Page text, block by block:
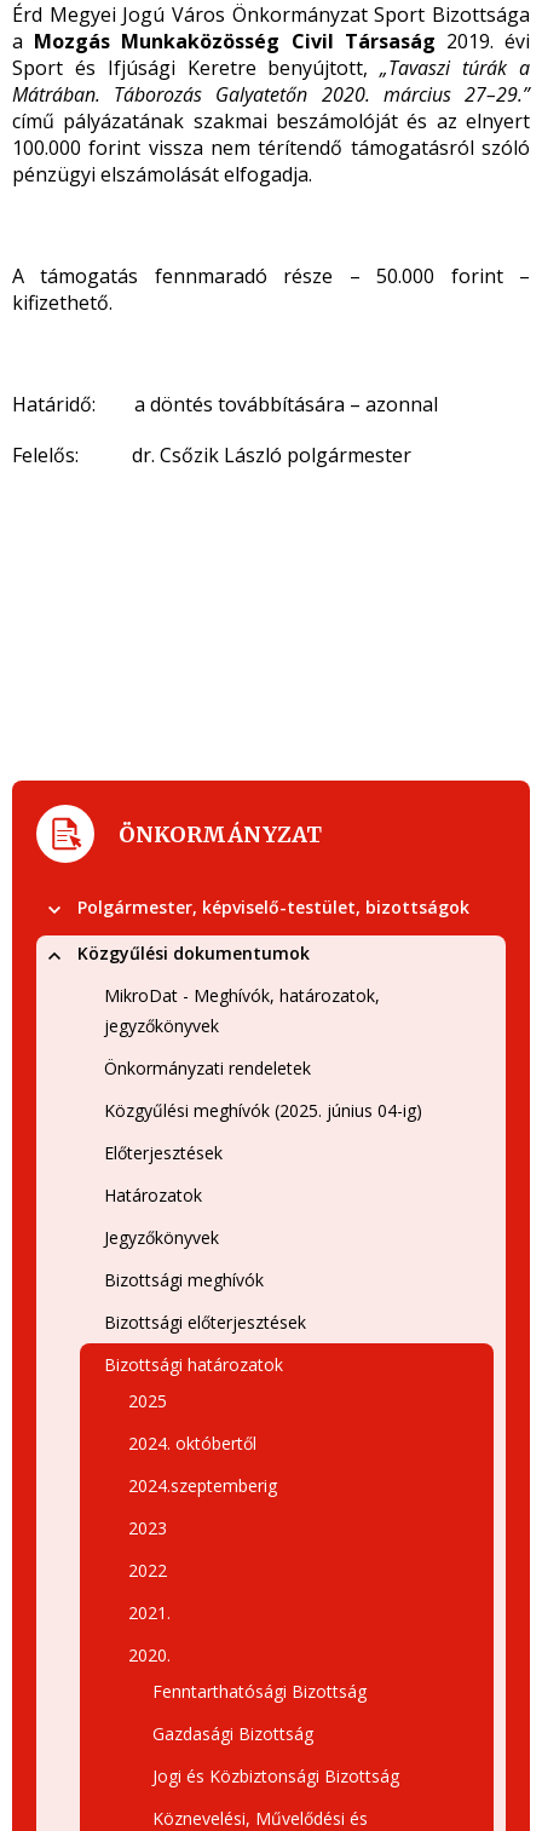
Érd Megyei Jogú Város Önkormányzat Sport Bizottsága
a Mozgás Munkaközösség Civil Társaság 2019. évi
Sport és Ifjúsági Keretre benyújtott,„Tavaszi túrák a
Mátrában. Táborozás Galyatetőn 2020. március 27–29.”
című pályázatának szakmai beszámolóját és az elnyert
100.000 forint vissza nem térítendő támogatásról szóló
pénzügyi elszámolását elfogadja.
A támogatás fennmaradó része – 50.000 forint –
kifizethető.
Határidő: a döntés továbbítására – azonnal
Felelős: dr. Csőzik László polgármester
ÖNKORMÁNYZAT
Polgármester, képviselő-testület, bizottságok
Közgyűlési dokumentumok
MikroDat - Meghívók, határozatok,
jegyzőkönyvek
Önkormányzati rendeletek
Közgyűlési meghívók (2025. június 04-ig)
Előterjesztések
Határozatok
Jegyzőkönyvek
Bizottsági meghívók
Bizottsági előterjesztések
Bizottsági határozatok
2025
2024. októbertől
2024.szeptemberig
2023
2022
2021.
2020.
Fenntarthatósági Bizottság
Gazdasági Bizottság
Jogi és Közbiztonsági Bizottság
Köznevelési, Művelődési és